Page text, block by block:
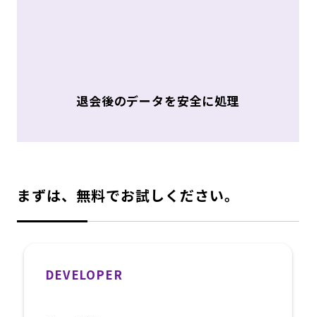
退会後のデータを安全に処理
まずは、無料でお試しください。
DEVELOPER